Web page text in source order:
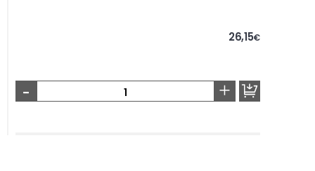
26,15€
- +